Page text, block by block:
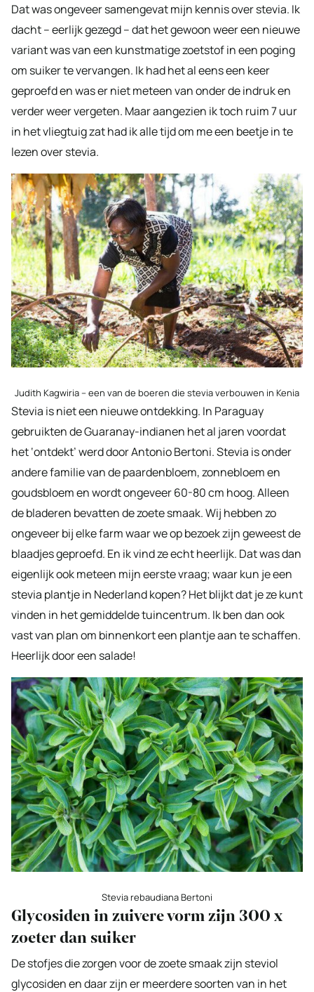
Dat was ongeveer samengevat mijn kennis over stevia. Ik
dacht – eerlijk gezegd – dat het gewoon weer een nieuwe
variant was van een kunstmatige zoetstof in een poging
om suiker te vervangen. Ik had het al eens een keer
geproefd en was er niet meteen van onder de indruk en
verder weer vergeten. Maar aangezien ik toch ruim 7 uur
in het vliegtuig zat had ik alle tijd om me een beetje in te
lezen over stevia.
Judith Kagwiria – een van de boeren die stevia verbouwen in Kenia
Stevia is niet een nieuwe ontdekking. In Paraguay
gebruikten de Guaranay-indianen het al jaren voordat
het ‘ontdekt’ werd door Antonio Bertoni. Stevia is onder
andere familie van de paardenbloem, zonnebloem en
goudsbloem en wordt ongeveer 60-80 cm hoog. Alleen
de bladeren bevatten de zoete smaak. Wij hebben zo
ongeveer bij elke farm waar we op bezoek zijn geweest de
blaadjes geproefd. En ik vind ze echt heerlijk. Dat was dan
eigenlijk ook meteen mijn eerste vraag; waar kun je een
stevia plantje in Nederland kopen? Het blijkt dat je ze kunt
vinden in het gemiddelde tuincentrum. Ik ben dan ook
vast van plan om binnenkort een plantje aan te schaffen.
Heerlijk door een salade!
Stevia rebaudiana Bertoni
Glycosiden in zuivere vorm zijn 300 x
zoeter dan suiker
De stofjes die zorgen voor de zoete smaak zijn steviol
glycosiden en daar zijn er meerdere soorten van in het